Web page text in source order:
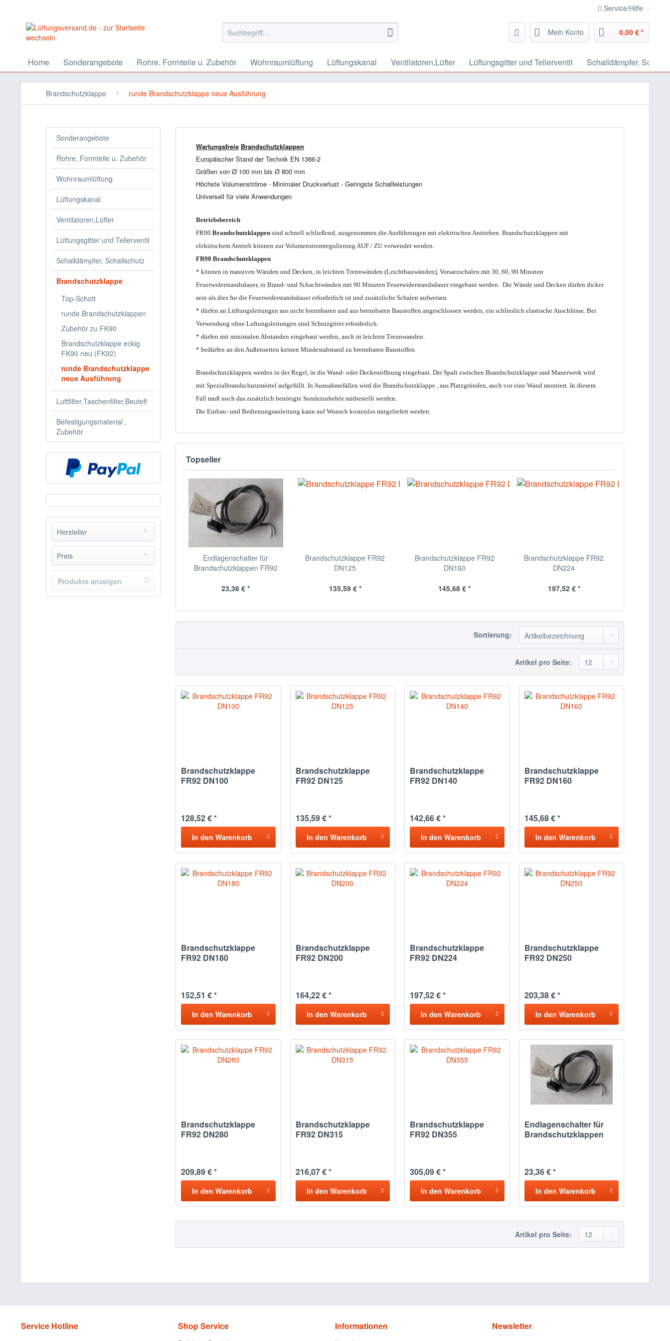
Service/Hilfe
Mein Konto 0,00 € *
Home Sonderangebote Rohre, Formteile u. Zubehör Wohnraumlüftung Lüftungskanal Ventilatoren,Lüfter Lüftungsgitter und Tellerventil Schalldämpfer,
Brandschutzklappe runde Brandschutzklappe neue Ausführung
Sonderangebote
Rohre, Formteile u. Zubehör
Wohnraumlüftung
Lüftungskanal
Ventilatoren,Lüfter
Lüftungsgitter und Tellerventil
Schalldämpfer, Schallschutz
Brandschutzklappe
Top-Schott
runde Brandschutzklappen
Zubehör zu FK90
Brandschutzklappe eckig
FK90 neu (FK92)
runde Brandschutzklappe
neue Ausführung
Luftfilter,Taschenfilter,Beutelf
Befestigungsmaterial ,
Zubehör
Hersteller
Wildeboer
Preis
von23.36bis305.09
Produkte anzeigen
Wartungsfreie Brandschutzklappen
Europäischer Stand der Technik EN 1366-2
Größen von Ø 100 mm bis Ø 800 mm
Höchste Volumenströme - Minimaler Druckverlust - Geringste Schallleistungen
Universell für viele Anwendungen
Betriebsbereich
FR90 Brandschutzklappen sind schnell schließend, ausgenommen die Ausführungen mit elektrischen Antrieben. Brandschutzklappen mit
elektrischem Antrieb können zur Volumenstromregulierung AUF / ZU verwendet werden.
FR90 Brandschutzklappen
* können in massiven Wänden und Decken, in leichten Trennwänden (Leichtbauwänden), Vorsatzschalen mit 30, 60, 90 Minuten
Feuerwiderstandsdauer, in Brand- und Schachtwänden mit 90 Minuten Feuerwiderstandsdauer eingebaut werden. Die Wände und Decken dürfen dicker
sein als dies fur die Feuerwiderstandsdauer erforderlich ist und zusätzliche Schalen aufweisen.
* dürfen an Lüftungsleitungen aus nicht brennbaren und aus brennbaren Baustoffen angeschlossen werden, ein schlieslich elastische Anschlüsse. Bei
Verwendung ohne Luftungsleitungen sind Schutzgitter erforderlich.
* dürfen mit minimalen Abstanden eingebaut werden, auch in leichten Trennwanden.
* bedürfen an den Außenseiten keinen Mindestabstand zu brennbaren Baustoffen.
Brandschutzklappen werden in der Regel, in die Wand- oder Deckenöffnung eingebaut. Der Spalt zwischen Brandschutzklappe und Mauerwerk wird
mit Spezialbrandschutzmörtel aufgefüllt. In Ausnahmefällen wird die Brandschutzklappe , aus Platzgründen, auch vor eine Wand montiert. In diesem
Fall muß noch das zusätzlich benötigte Sonderzubehör mitbestellt werden.
Die Einbau- und Bedienungsanleitung kann auf Wunsch kostenlos mitgeliefert werden.
Topseller
Endlagenschalter für
Brandschutzklappen FR92
23,36 € *
Brandschutzklappe FR92
DN125
135,59 € *
Brandschutzklappe FR92
DN160
145,68 € *
Brandschutzklappe FR92
DN224
197,52 € *
Sortierung:
Artikel pro Seite:
Brandschutzklappe
FR92 DN100
128,52 € *
In den Warenkorb
Brandschutzklappe
FR92 DN125
135,59 € *
In den Warenkorb
Brandschutzklappe
FR92 DN140
142,66 € *
In den Warenkorb
Brandschutzklappe
FR92 DN160
145,68 € *
In den Warenkorb
Brandschutzklappe
FR92 DN180
152,51 € *
In den Warenkorb
Brandschutzklappe
FR92 DN200
164,22 € *
In den Warenkorb
Brandschutzklappe
FR92 DN224
197,52 € *
In den Warenkorb
Brandschutzklappe
FR92 DN250
203,38 € *
In den Warenkorb
Brandschutzklappe
FR92 DN280
209,89 € *
In den Warenkorb
Brandschutzklappe
FR92 DN315
216,07 € *
In den Warenkorb
Brandschutzklappe
FR92 DN355
305,09 € *
In den Warenkorb
Endlagenschalter für
Brandschutzklappen
23,36 € *
In den Warenkorb
Artikel pro Seite:
Service Hotline Shop Service Informationen Newsletter